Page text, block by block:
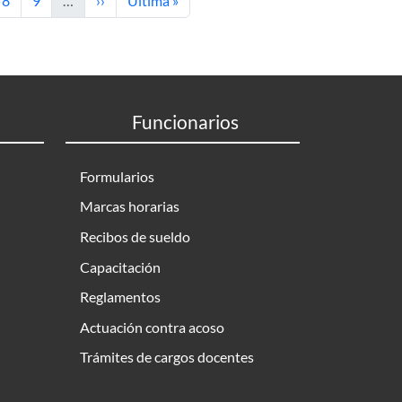
Funcionarios
Formularios
Marcas horarias
Recibos de sueldo
Capacitación
Reglamentos
Actuación contra acoso
Trámites de cargos docentes